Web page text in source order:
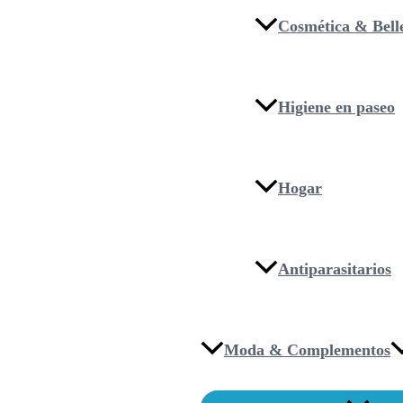
Cosmética &
Higiene en paseo
Hogar
Antiparasitarios
Moda & Complementos